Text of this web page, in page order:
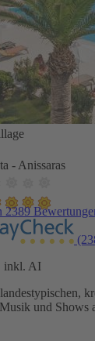
- Anissaras
2389
inkl. AI
und Shows